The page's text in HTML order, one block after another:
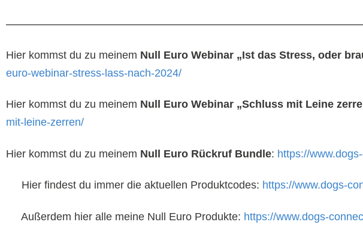
Hier kommst du zu meinem Null Euro Webinar „Ist das Stress, oder
euro-webinar-stress-lass-nach-2024/
Hier kommst du zu meinem Null Euro Webinar „Schluss mit Leine
mit-leine-zerren/
Hier kommst du zu meinem Null Euro Rückruf Bundle: https://
Hier findest du immer die aktuellen Produktcodes: https://www.dogs-
Außerdem hier alle meine Null Euro Produkte: https://www.dogs-